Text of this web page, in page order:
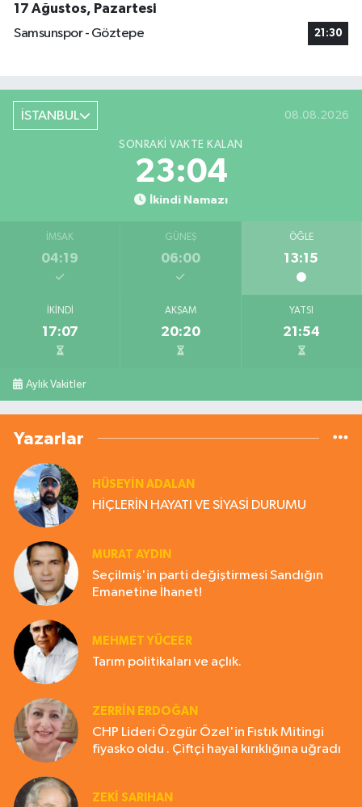
17 Ağustos, Pazartesi
Samsunspor - Göztepe
21:30
İSTANBUL 08.08.2026
SONRAKI VAKTE KALAN
23:04
İkindi Namazı
İMSAK
04:19
GÜNEŞ
06:00
ÖĞLE
13:15
İKINDI
17:07
AKŞAM
20:20
YATSI
21:54
Aylık Vakitler
Yazarlar
HÜSEYIN ADALAN
HİÇLERİN HAYATI VE SİYASİ DURUMU
MURAT AYDIN
Seçilmiş'in parti değiştirmesi Sandığın
Emanetine İhanet!
MEHMET YÜCEER
Tarım politikaları ve açlık.
ZERRIN ERDOĞAN
CHP Lideri Özgür Özel'in Fıstık Mitingi
fiyasko oldu . Çiftçi hayal kırıklığına uğradı
ZEKI SARIHAN